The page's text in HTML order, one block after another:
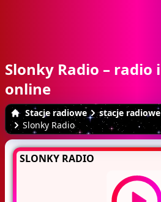
Slonky Radio –
online
Stacje radiowe stacje radiowe
Slonky Radio
SLONKY RADIO